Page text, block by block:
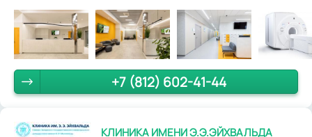
+7 (812) 602-41-44
КЛИНИКА ИМЕНИ Э.Э.ЭЙХВАЛЬДА